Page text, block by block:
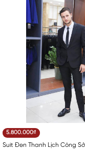
5.800.000₫
Suit Đen Thanh Lịch Công Sở